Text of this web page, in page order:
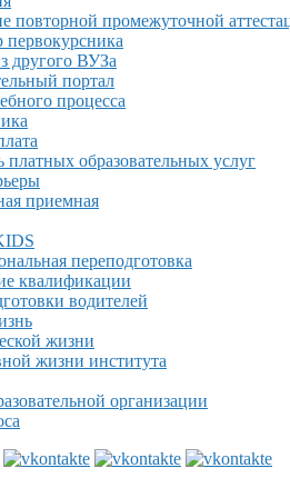
повторной промежуточной
первокурсника
другого ВУЗа
портал
процесса
платных образовательных услуг
приемная
переподготовка
квалификации
водителей
жизни
жизни института
организации